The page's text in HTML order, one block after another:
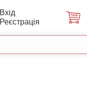
Вхiд
Реєстрація